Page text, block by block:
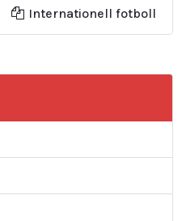
Internationell fotboll